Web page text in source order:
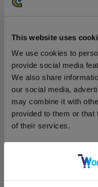
This website uses
We use cookies to
provide social media
We also share
our social media,
may combine it with
provided to them or that
of their services.
お届け開始日：
祇：Path of the